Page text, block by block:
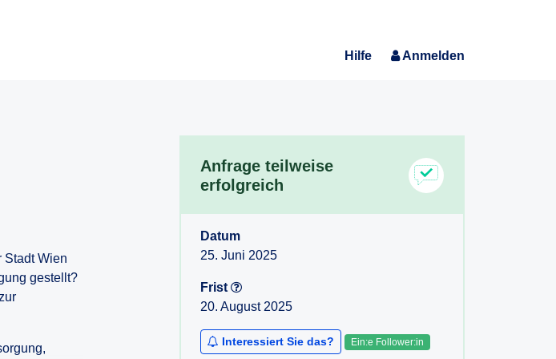
Hilfe Anmelden
Stadt Wien
gestellt?
Anfrage teilweise
erfolgreich
Datum
25. Juni 2025
Frist
20. August 2025
Interessiert Sie das? Ein:e Follower:in